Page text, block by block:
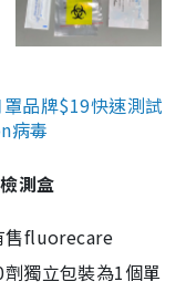
品牌$19快速測試
病毒
測盒
售fluorecare
獨立包裝為1個單